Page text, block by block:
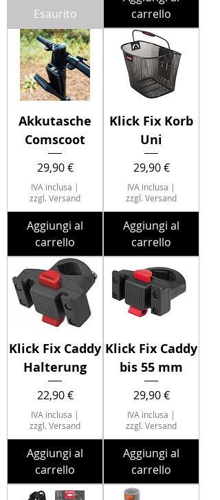
Esaurito
carrello
Akkutasche
Comscoot
Prezzo
29,90 €
IVA inclusa |
zzgl. Versand
Aggiungi al
carrello
Klick Fix Korb
Uni
Prezzo
29,90 €
IVA inclusa |
zzgl. Versand
Aggiungi al
carrello
Klick Fix Caddy
Halterung
Prezzo
22,90 €
IVA inclusa |
zzgl. Versand
Aggiungi al
carrello
Klick Fix Caddy
bis 55 mm
Prezzo
29,90 €
IVA inclusa |
zzgl. Versand
Aggiungi al
carrello